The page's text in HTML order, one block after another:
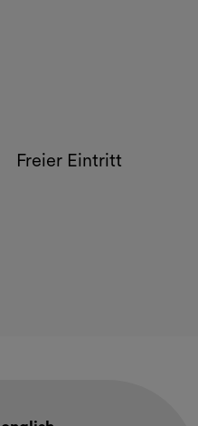
Freier Eintritt